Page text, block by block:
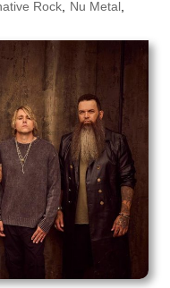
Rock, Nu Metal,